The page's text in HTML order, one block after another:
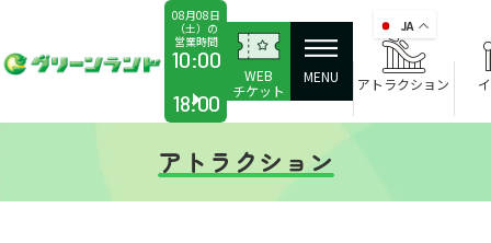
08月08日
（土）の
営業時間
10:00か
ら
18:00
WEB
チケット
MENU アトラクション
アトラクション
JA